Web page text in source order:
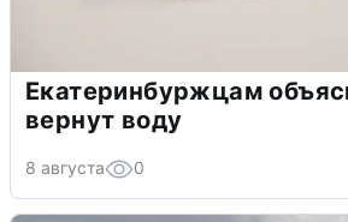
Екатеринбуржцам
вернут воду
8 августа 0